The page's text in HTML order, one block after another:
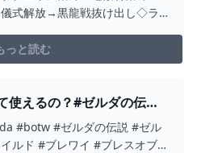
式解放→黒龍戦抜け出し◇ラ
でね！第二条：同じ内容のコ
らないでね！第三条：指示コ
っと読む
使えるの？#ゼルダの伝説
ダム #ティアキン -
#botw #ゼルダの伝説 #ゼル
ルド #ブレワイ #ブレスオブザ